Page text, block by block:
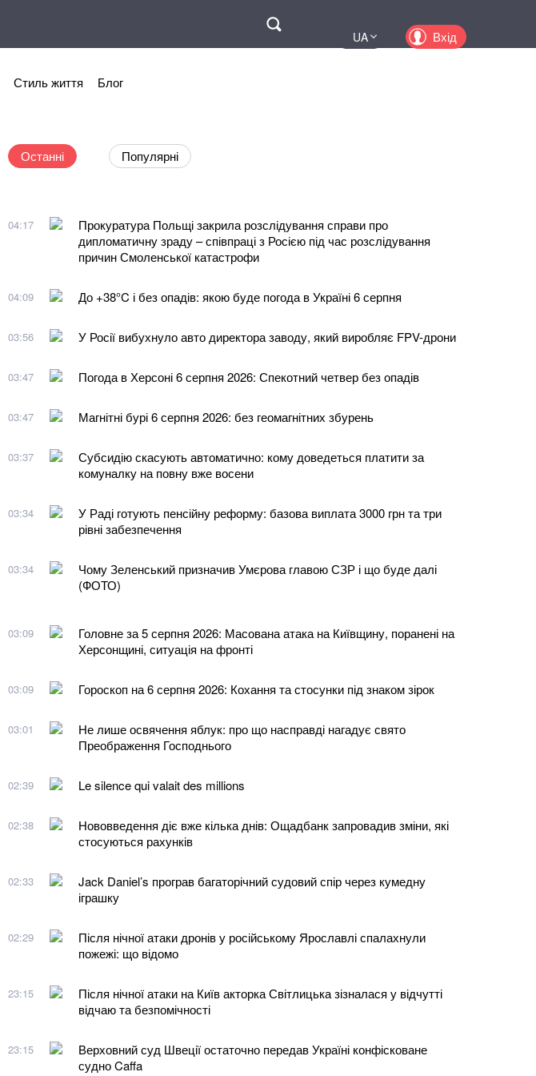
UA
Вхід
Стиль життя Блог
Останні Популярні
04:17
Прокуратура Польщі закрила розслідування справи про
дипломатичну зраду – співпраці з Росією під час розслідування
причин Смоленської катастрофи
04:09 До +38°C і без опадів: якою буде погода в Україні 6 серпня
03:56 У Росії вибухнуло авто директора заводу, який виробляє FPV-дрони
03:47 Погода в Херсоні 6 серпня 2026: Спекотний четвер без опадів
03:47 Магнітні бурі 6 серпня 2026: без геомагнітних збурень
03:37
Субсидію скасують автоматично: кому доведеться платити за
комуналку на повну вже восени
03:34
У Раді готують пенсійну реформу: базова виплата 3000 грн та три
рівні забезпечення
03:34
Чому Зеленський призначив Умєрова главою СЗР і що буде далі
(ФОТО)
03:09
Головне за 5 серпня 2026: Масована атака на Київщину, поранені на
Херсонщині, ситуація на фронті
03:09 Гороскоп на 6 серпня 2026: Кохання та стосунки під знаком зірок
03:01
Не лише освячення яблук: про що насправді нагадує свято
Преображення Господнього
02:39 Le silence qui valait des millions
02:38
Нововведення діє вже кілька днів: Ощадбанк запровадив зміни, які
стосуються рахунків
02:33
Jack Daniel’s програв багаторічний судовий спір через кумедну
іграшку
02:29
Після нічної атаки дронів у російському Ярославлі спалахнули
пожежі: що відомо
23:15
Після нічної атаки на Київ акторка Світлицька зізналася у відчутті
відчаю та безпомічності
23:15
Верховний суд Швеції остаточно передав Україні конфісковане
судно Caffa